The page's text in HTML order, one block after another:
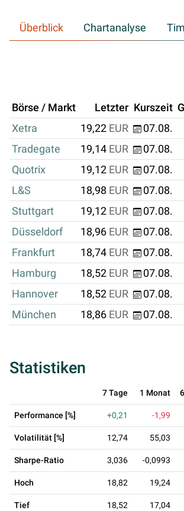
Überblick Chartanalyse
Börse / Markt Letzter Kurszeit
Xetra
19,22 EUR 07.08.
Tradegate
19,14 EUR 07.08.
Quotrix
19,12 EUR 07.08.
L&S
18,98 EUR
07.08.
Stuttgart
19,12 EUR
07.08.
Düsseldorf
18,96 EUR
07.08.
Frankfurt
18,74 EUR
07.08.
Hamburg
18,52 EUR
07.08.
Hannover
18,52 EUR
07.08.
München
18,86 EUR 07.08.
Statistiken
7 Tage 1 Monat
Performance [%] +0,21 -1,99
Volatilität [%] 12,74 55,03
Sharpe-Ratio 3,036 -0,0993
Hoch 18,82 19,24
Tief 18,52 17,04